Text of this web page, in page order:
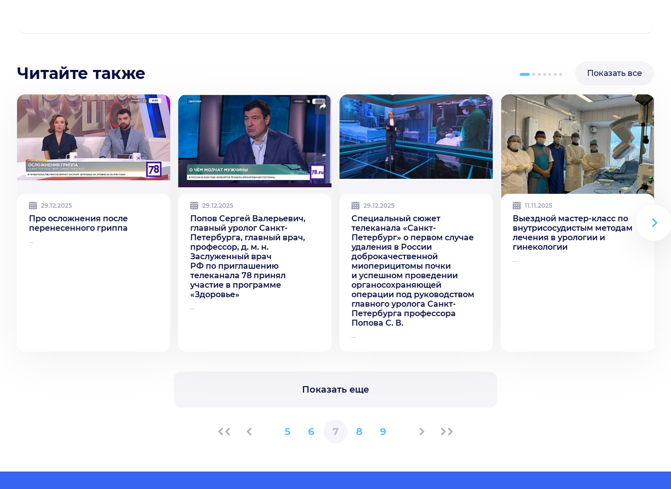
Читайте также Показать все
29.12.2025
Про осложнения после
перенесенного гриппа
29.12.2025
Попов Сергей Валерьевич,
главный уролог Санкт-
Петербурга, главный врач,
профессор, д. м. н.
Заслуженный врач
РФ по приглашению
телеканала 78 принял
участие в программе
«Здоровье»
29.12.2025
Специальный сюжет
телеканала «Санкт-
Петербург» о первом случае
удаления в России
доброкачественной
миоперицитомы почки
и успешном проведении
органосохраняющей
операции под руководством
главного уролога Санкт-
Петербурга профессора
Попова С. В.
11.11.2025
Выездной мастер-класс по
внутрисосудистым методам
лечения в урологии и
гинекологии
Показать еще
5 6 7 8 9